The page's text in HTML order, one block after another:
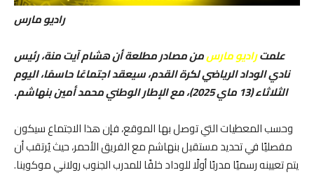
راديو مارس
علمتراديو مارسمن مصادر مطلعة أن هشام آيت منة، رئيس
نادي الوداد الرياضي لكرة القدم، سيعقد اجتماعًا حاسمًا، اليوم
الثلاثاء (13 ماي 2025)، مع الإطار الوطني محمد أمين بنهاشم.
وحسب المعطيات التي توصل بها الموقع، فإن هذا الاجتماع سيكون
مفصليًا في تحديد مستقبل بنهاشم مع الفريق الأحمر، حيث يُرتقب أن
يتم تعيينه رسميًا مدربًا أولًا للوداد خلفًا للمدرب الجنوب رولاني موكوينا.